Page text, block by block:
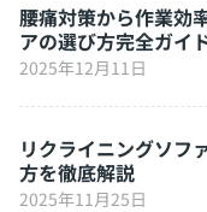
腰痛対策から作業効
アの選び方完全ガイ
2025年12月11日
リクライニングソフ
方を徹底解説
2025年11月25日